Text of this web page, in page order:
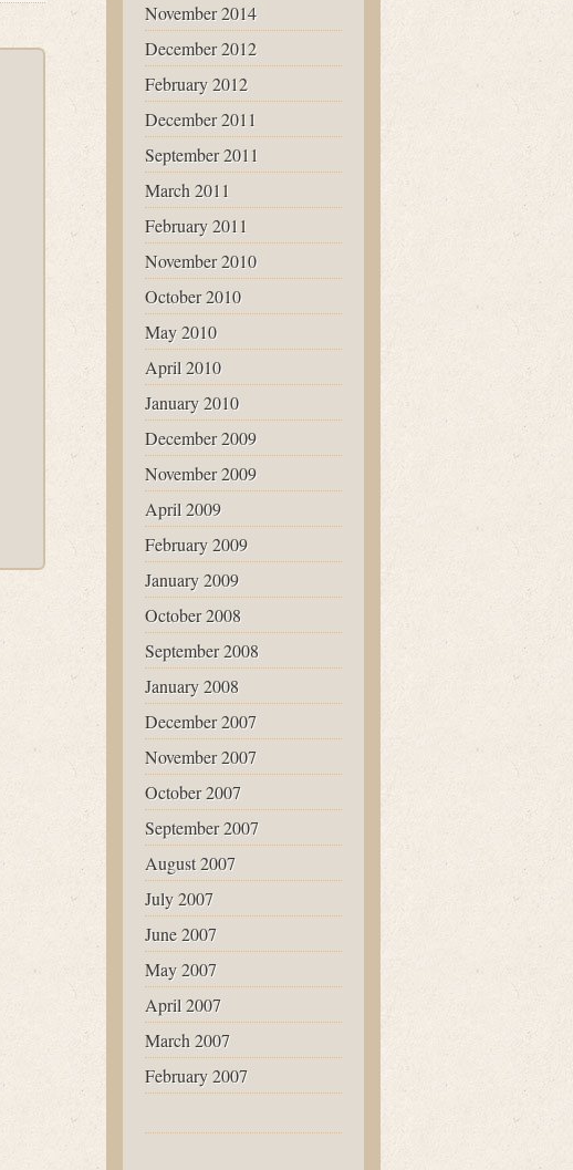
November 2014
December 2012
February 2012
December 2011
September 2011
March 2011
February 2011
November 2010
October 2010
May 2010
April 2010
January 2010
December 2009
November 2009
April 2009
February 2009
January 2009
October 2008
September 2008
January 2008
December 2007
November 2007
October 2007
September 2007
August 2007
July 2007
June 2007
May 2007
April 2007
March 2007
February 2007